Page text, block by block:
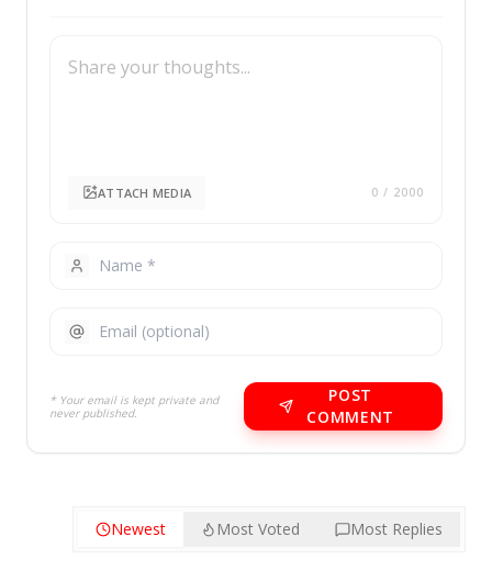
ATTACH MEDIA 0 / 2000
* Your email is kept private and
never published.
POST
COMMENT
Newest Most Voted Most Replies